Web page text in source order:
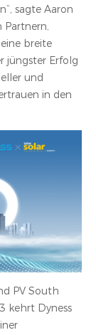
sagte Aaron
Partnern,
breite
jüngster Erfolg
und
in den
PV South
kehrt Dyness